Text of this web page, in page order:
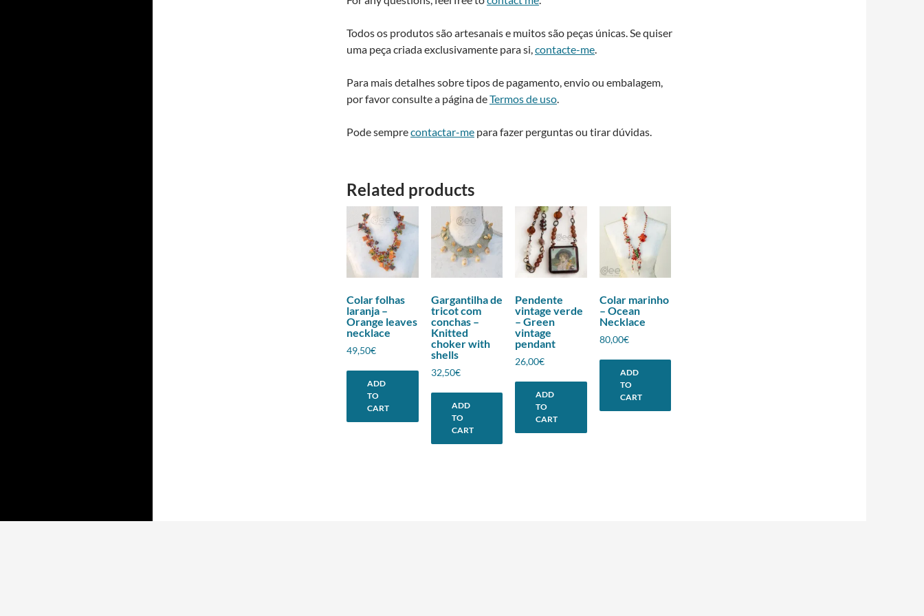
Todos os produtos são artesanais e muitos são peças únicas. Se quiser
uma peça criada exclusivamente para si, contacte-me
Para mais detalhes sobre tipos de pagamento, envio ou embalagem,
por favor consulte a página deTermos de uso
Pode semprecontactar-me para fazer perguntas ou tirar dúvidas.
Related products
Colar folhas
laranja –
Orange leaves
necklace
49,50€
ADD
TO
CART
Gargantilha de
tricot com
conchas –
Knitted
choker with
shells
32,50€
ADD
TO
CART
Pendente
vintage verde
– Green
vintage
pendant
26,00€
ADD
TO
CART
Colar marinho
– Ocean
Necklace
80,00€
ADD
TO
CART